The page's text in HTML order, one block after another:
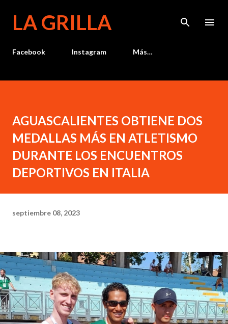
LA GRILLA
Facebook Instagram Más…
AGUASCALIENTES OBTIENE DOS
MEDALLAS MÁS EN ATLETISMO
DURANTE LOS ENCUENTROS
DEPORTIVOS EN ITALIA
septiembre 08, 2023